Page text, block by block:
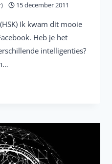
15 december 2011
Ik kwam dit mooie
Heb je het
intelligenties?